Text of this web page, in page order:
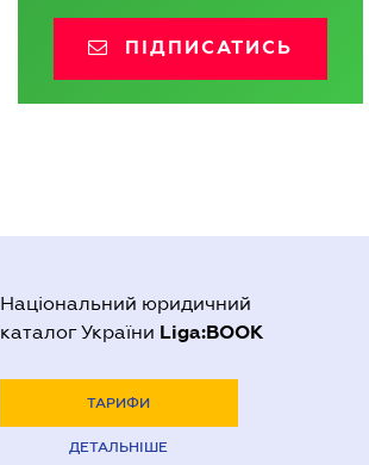
ПІДПИСАТИСЬ
Національний юридичний
каталог України Liga:BOOK
ТАРИФИ
ДЕТАЛЬНІШЕ